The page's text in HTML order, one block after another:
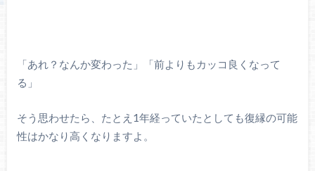
「あれ？なんか変わった」「前よりもカッコ良くなって
る」
そう思わせたら、たとえ1年経っていたとしても復縁の可能
性はかなり高くなりますよ。